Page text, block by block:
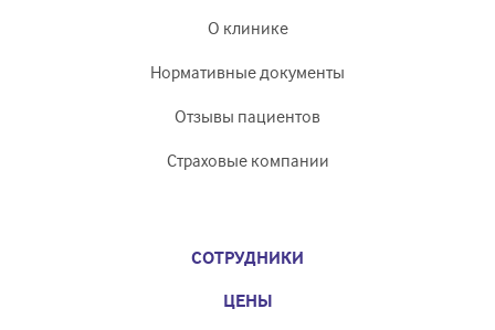
О клинике
Нормативные документы
Отзывы пациентов
Страховые компании
СОТРУДНИКИ
ЦЕНЫ